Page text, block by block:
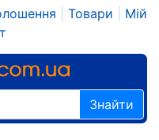
Товари
Мій
Знайти